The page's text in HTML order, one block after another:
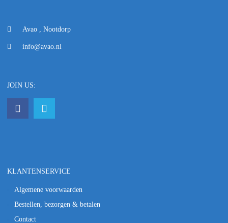
Avao , Nootdorp
info@avao.nl
JOIN US:
KLANTENSERVICE
Algemene voorwaarden
Bestellen, bezorgen & betalen
Contact